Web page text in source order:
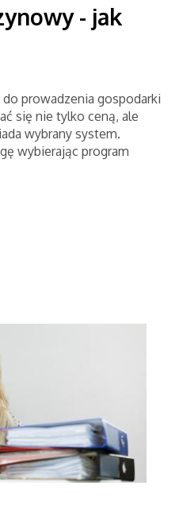
- jak
prowadzenia gospodarki
się nie tylko ceną, ale
wybrany system.
wybierając program